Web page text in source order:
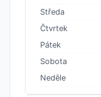
Středa
Čtvrtek
Pátek
Sobota
Neděle